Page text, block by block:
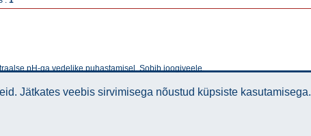
pH-ga vedelike puhastamisel. Sobib joogiveele.
Jätkates veebis sirvimisega nõustud küpsiste kasutamisega.